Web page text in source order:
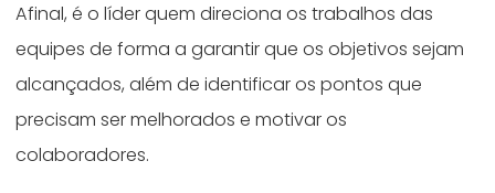
Afinal, é o líder quem direciona os trabalhos das
equipes de forma a garantir que os objetivos sejam
alcançados, além de identificar os pontos que
precisam ser melhorados e motivar os
colaboradores.